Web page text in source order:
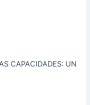
CAPACIDADES: UN